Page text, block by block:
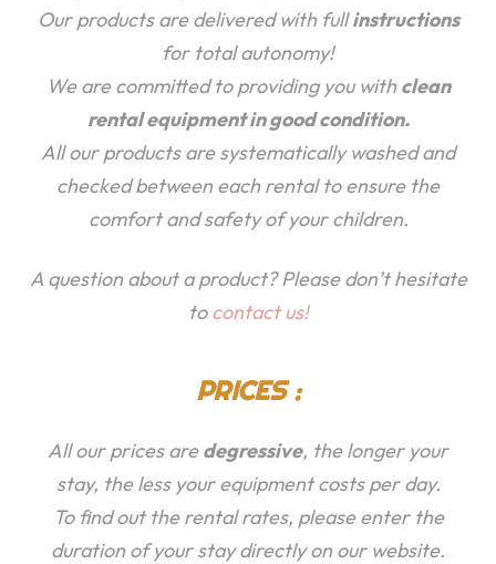
Our products are delivered with fullinstructions
for total autonomy!
We are committed to providing you withclean
rental equipment in good condition.
All our products are systematically washed and
checked between each rental to ensure the
comfort and safety of your children.
A question about a product? Please don’t hesitate
tocontact us!
PRICES :
All our prices aredegressive, the longer your
stay, the less your equipment costs per day.
To find out the rental rates, please enter the
duration of your stay directly on our website.